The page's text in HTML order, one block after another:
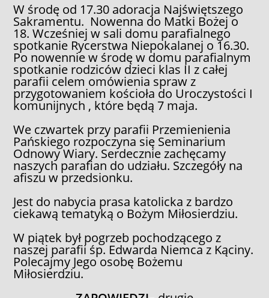
W środę od 17.30 adoracja Najświętszego
Sakramentu. Nowenna do Matki Bożej o
18. Wcześniej w sali domu parafialnego
spotkanie Rycerstwa Niepokalanej o 16.30.
Po nowennie w środę w domu parafialnym
spotkanie rodziców dzieci klas II z całej
parafii celem omówienia spraw z
przygotowaniem kościoła do Uroczystości I
komunijnych , które będą 7 maja.
We czwartek przy parafii Przemienienia
Pańskiego rozpoczyna się Seminarium
Odnowy Wiary. Serdecznie zachęcamy
naszych parafian do udziału. Szczegóły na
afiszu w przedsionku.
Jest do nabycia prasa katolicka z bardzo
ciekawą tematyką o Bożym Miłosierdziu.
W piątek był pogrzeb pochodzącego z
naszej parafii śp. Edwarda Niemca z Kąciny.
Polecajmy Jego osobę Bożemu
Miłosierdziu.